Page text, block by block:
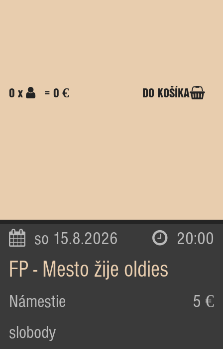
0 x = 0 € DO KOŠÍKA
so 15.8.2026 20:00
FP - Mesto žije oldies
Námestie
slobody
5 €